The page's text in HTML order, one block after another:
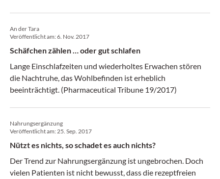
An der Tara
Veröffentlicht am:6. Nov. 2017
Schäfchen zählen … oder gut schlafen
Lange Einschlafzeiten und wiederholtes Erwachen stören
die Nachtruhe, das Wohlbefinden ist erheblich
beeinträchtigt. (Pharmaceutical Tribune 19/2017)
Nahrungsergänzung
Veröffentlicht am:25. Sep. 2017
Nützt es nichts, so schadet es auch nichts?
Der Trend zur Nahrungsergänzung ist ungebrochen. Doch
vielen Patienten ist nicht bewusst, dass die rezeptfreien